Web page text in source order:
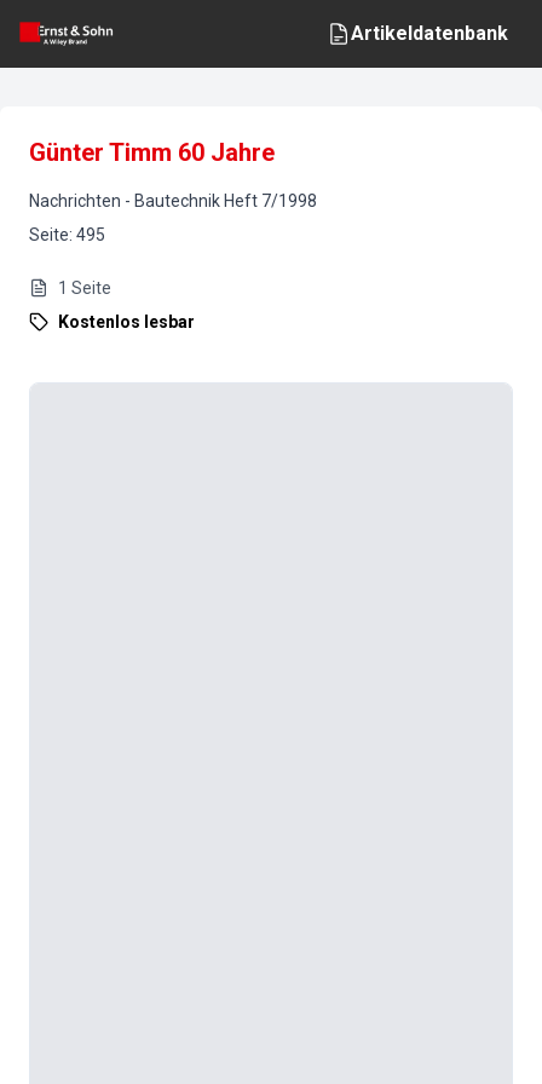
Artikeldatenbank
Günter Timm 60 Jahre
Nachrichten - Bautechnik Heft 7/1998
Seite: 495
1 Seite
Kostenlos lesbar